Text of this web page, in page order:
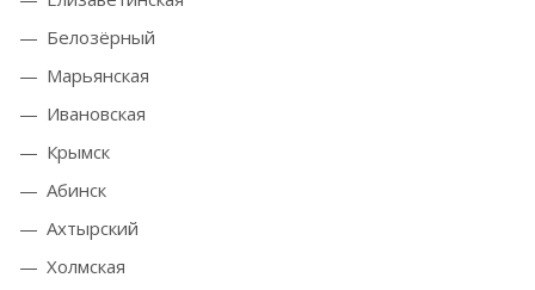
Белозёрный
Марьянская
Ивановская
Крымск
Абинск
Ахтырский
Холмская